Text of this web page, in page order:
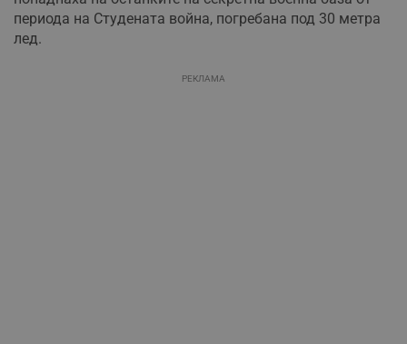
периода на Студената война, погребана под 30 метра
лед.
РЕКЛАМА